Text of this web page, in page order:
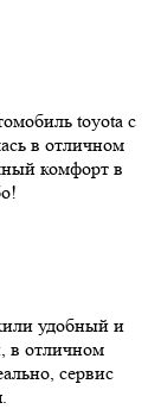
toyota с
в отличном
комфорт в
удобный и
в отличном
сервис